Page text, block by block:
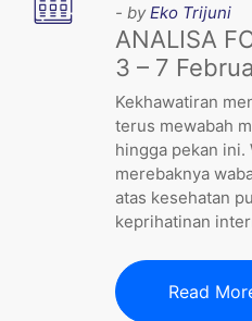
- byEko Trijuni
ANALISA
3 – 7
Kekhawatiran
terus mewabah
hingga pekan ini.
merebaknya
atas kesehatan
keprihatinan
Read